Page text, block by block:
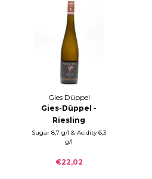
Gies Düppel
Gies-Düppel -
Riesling
Albersweiler Latt
2024
Sugar 8,7 g/l & Acidity 6,3
g/l
€22,02